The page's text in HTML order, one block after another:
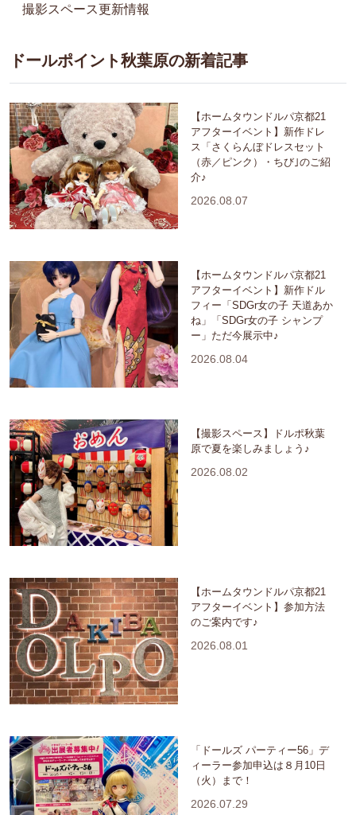
撮影スペース更新情報
ドールポイント秋葉原の新着記事
【ホームタウンドルパ京都21
アフターイベント】新作ドレ
ス「さくらんぼドレスセット
（赤／ピンク）・ちび｣のご紹
介♪
2026.08.07
【ホームタウンドルパ京都21
アフターイベント】新作ドル
フィー「SDGr女の子 天道あか
ね」「SDGr女の子 シャンプ
ー」ただ今展示中♪
2026.08.04
【撮影スペース】ドルポ秋葉
原で夏を楽しみましょう♪
2026.08.02
【ホームタウンドルパ京都21
アフターイベント】参加方法
のご案内です♪
2026.08.01
「ドールズ パーティー56」デ
ィーラー参加申込は８月10日
（火）まで！
2026.07.29